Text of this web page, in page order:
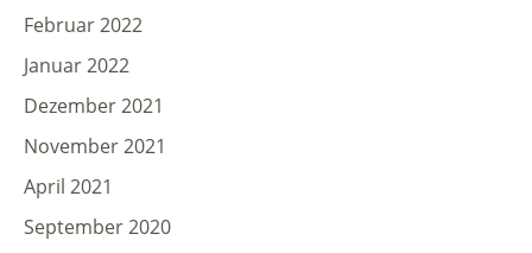
Februar 2022
Januar 2022
Dezember 2021
November 2021
April 2021
September 2020